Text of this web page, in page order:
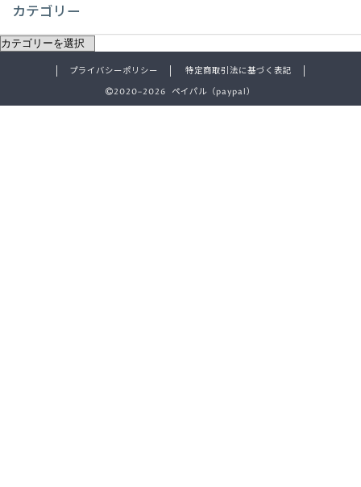
カテゴリー
プライバシーポリシー
特定商取引法に基づく表記
2020–2026 ペイパル（paypal）